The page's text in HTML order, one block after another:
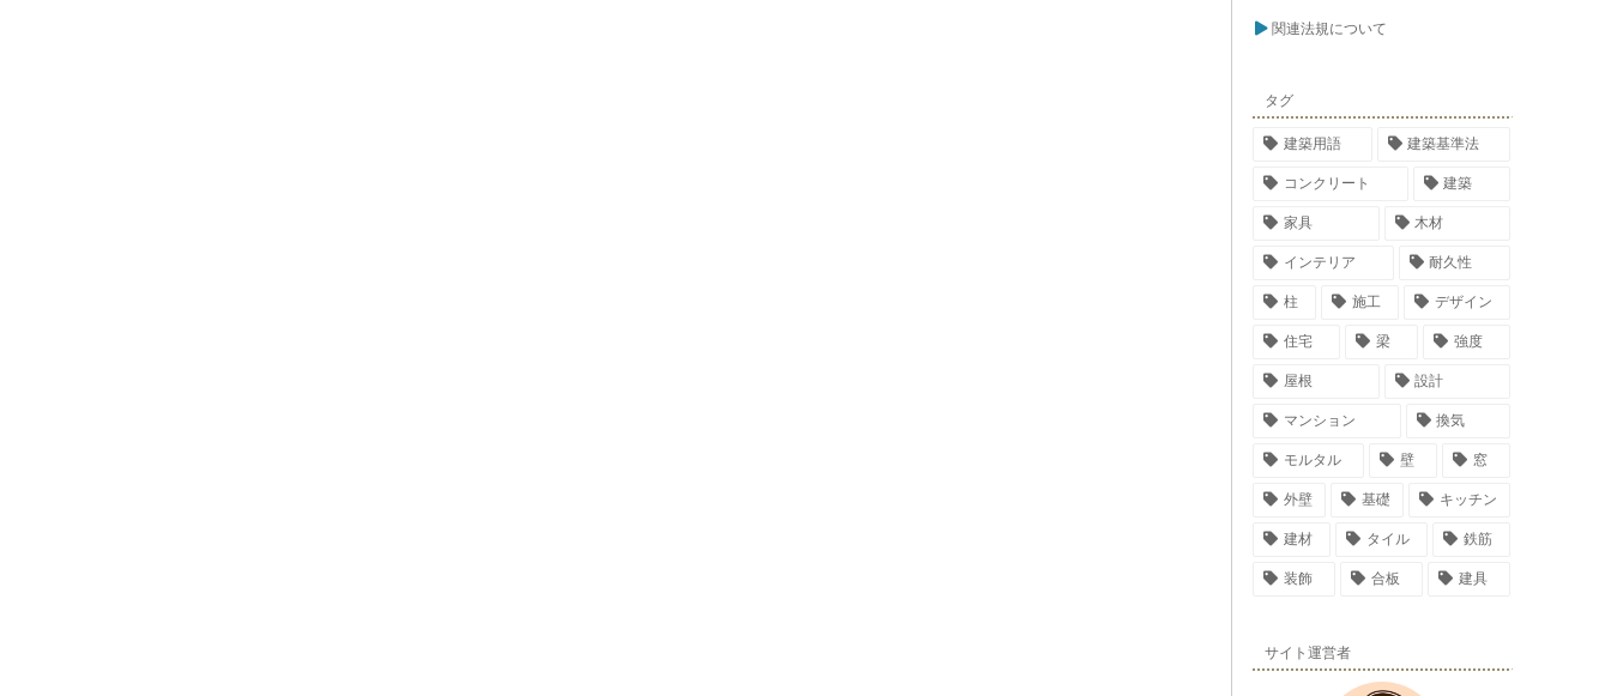
関連法規について
タグ
建築用語 建築基準法
コンクリート 建築
家具 木材
インテリア 耐久性
柱 施工 デザイン
住宅 梁 強度
屋根 設計
マンション 換気
モルタル 壁 窓
外壁 基礎 キッチン
建材 タイル 鉄筋
装飾 合板 建具
サイト運営者